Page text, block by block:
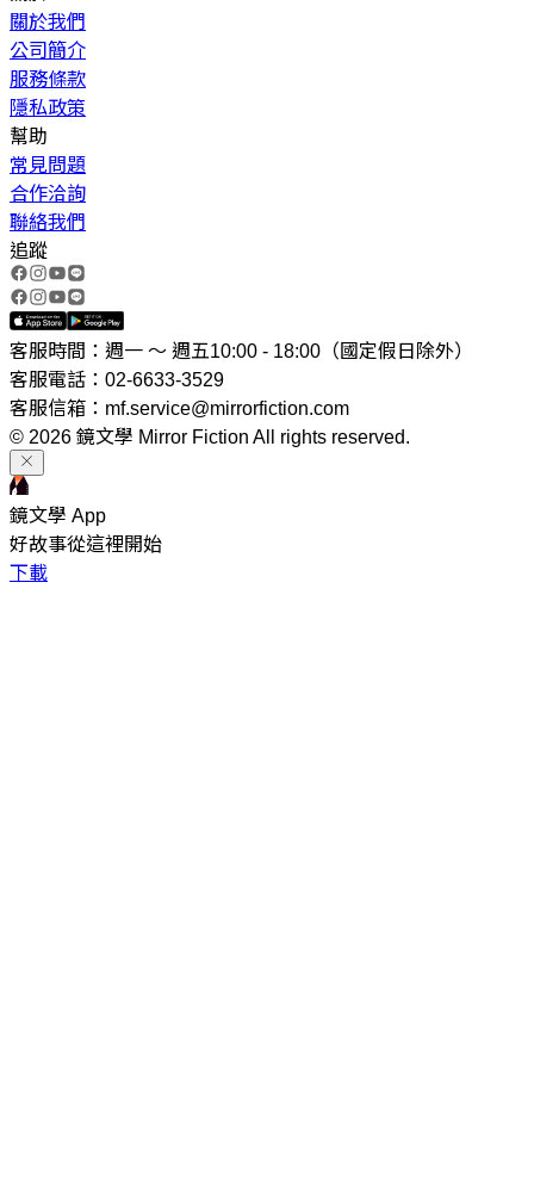
關於我們
公司簡介
服務條款
隱私政策
幫助
常見問題
合作洽詢
聯絡我們
追蹤
客服時間：週一 ～ 週五10:00 - 18:00（國定假日除外）
客服電話：02-6633-3529
客服信箱：mf.service@mirrorfiction.com
© 2026 鏡文學 Mirror Fiction All rights reserved.
鏡文學 App
好故事從這裡開始
下載